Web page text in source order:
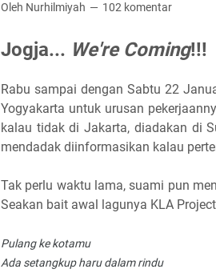
Oleh Nurhilmiyah 102 komentar
Jogja... We're Coming!!!
Rabu sampai dengan Sabtu 22
Yogyakarta untuk urusan
kalau tidak di Jakarta, diadakan di
mendadak diinformasikan kalau
Tak perlu waktu lama, suami pun
Seakan bait awal lagunya KLA
Pulang ke kotamu
Ada setangkup haru dalam rindu